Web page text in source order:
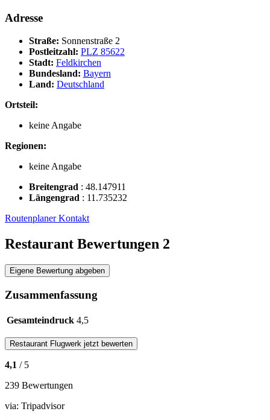
Adresse
Straße: Sonnenstraße 2
Postleitzahl: PLZ 85622
Stadt: Feldkirchen
Bundesland: Bayern
Land: Deutschland
Ortsteil:
keine Angabe
Regionen:
keine Angabe
Breitengrad : 48.147911
Längengrad : 11.735232
RoutenplanerKontakt
Restaurant Bewertungen 2
Eigene Bewertung abgeben
Zusammenfassung
Gesamteindruck 4,5
Restaurant Flugwerk jetzt bewerten
4,1 / 5
239 Bewertungen
via: Tripadvisor